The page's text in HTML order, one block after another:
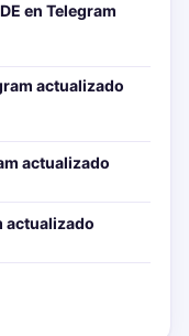
en Telegram
actualizado📱
actualizado📱🔥
actualizado📱🔥